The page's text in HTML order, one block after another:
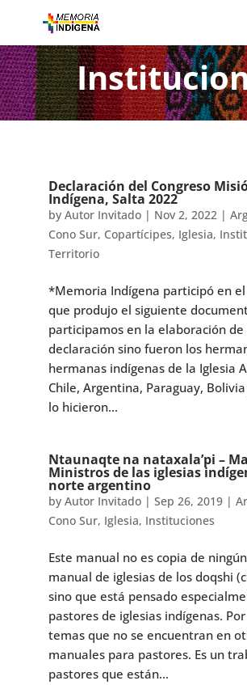
Declaración del Congreso
Indígena, Salta 2022
by Autor Invitado| Nov 2, 2022 |
Cono Sur, Copartícipes, Iglesia,
Territorio
*Memoria Indígena participó en el
que produjo el siguiente
participamos en la elaboración de
declaración sino fueron los
hermanas indígenas de la Iglesia
Chile, Argentina, Paraguay,
lo hicieron...
Ntaunaqte na nataxala’pi –
Ministros de las iglesias
norte argentino
by Autor Invitado| Sep 26, 2019|
Cono Sur, Iglesia, Instituciones
Este manual no es copia de
manual de iglesias de los doqshi
sino que está pensado
pastores de iglesias indígenas.
temas que no se encuentran en
manuales para pastores. Es un
pastores que están...